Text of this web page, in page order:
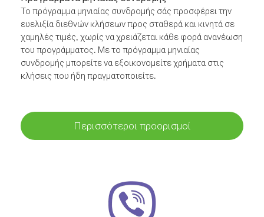
Το πρόγραμμα μηνιαίας συνδρομής σάς προσφέρει την
ευελιξία διεθνών κλήσεων προς σταθερά και κινητά σε
χαμηλές τιμές, χωρίς να χρειάζεται κάθε φορά ανανέωση
του προγράμματος. Με το πρόγραμμα μηνιαίας
συνδρομής μπορείτε να εξοικονομείτε χρήματα στις
κλήσεις που ήδη πραγματοποιείτε.
Περισσότεροι προορισμοί